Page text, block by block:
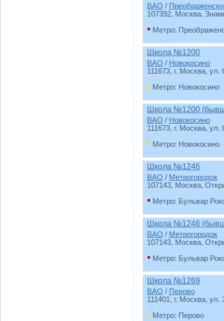
ВАО /
107392, Москва,
• Метро:
Школа №1200
ВАО / Новокосино
111673, г. Москва,
• Метро: Новокосино
Школа №1200
ВАО / Новокосино
111673, г. Москва,
• Метро: Новокосино
Школа №1246
ВАО / Метрогородок
107143, Москва,
• Метро: Бульвар
Школа №1246
ВАО / Метрогородок
107143, Москва,
• Метро: Бульвар
Школа №1269
ВАО / Перово
111401, г. Москва,
• Метро: Перово